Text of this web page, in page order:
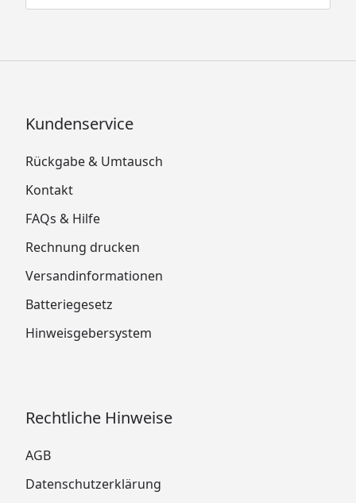
Kundenservice
Rückgabe & Umtausch
Kontakt
FAQs & Hilfe
Rechnung drucken
Versandinformationen
Batteriegesetz
Hinweisgebersystem
Rechtliche Hinweise
AGB
Datenschutzerklärung